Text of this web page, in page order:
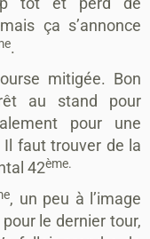
ça s’annonce
.
mitigée. Bon
au stand pour
pour une
faut trouver de la
42ème.
, un peu à l’image
le dernier tour,